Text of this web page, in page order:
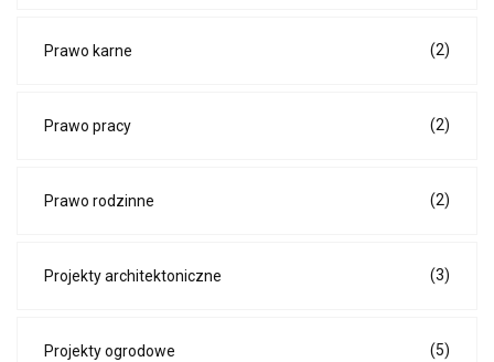
Prawo karne (2)
Prawo pracy (2)
Prawo rodzinne (2)
Projekty architektoniczne (3)
Projekty ogrodowe (5)